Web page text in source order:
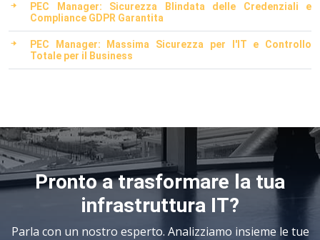
PEC Manager: Sicurezza Blindata delle Credenziali e
Compliance GDPR Garantita
PEC Manager: Massima Sicurezza per l'IT e Controllo
Totale per il Business
Pronto a trasformare la tua
infrastruttura IT?
Parla con un nostro esperto. Analizziamo insieme le tue